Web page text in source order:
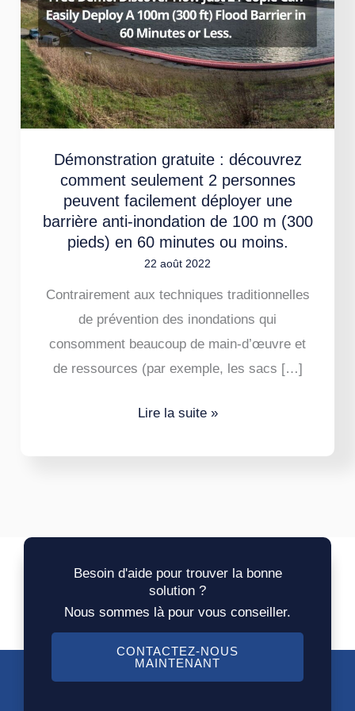
Démonstration gratuite : découvrez
comment seulement 2 personnes
peuvent facilement déployer une
barrière anti-inondation de 100 m (300
pieds) en 60 minutes ou moins.
22 août 2022
Contrairement aux techniques traditionnelles
de prévention des inondations qui
consomment beaucoup de main-d’œuvre et
de ressources (par exemple, les sacs […]
:
découvrez
comment
seulement
2
peuvent
facilement
déployer
une
barrière
(300
en
Lire la suite »
Besoin d'aide pour trouver la bonne
solution ?
Nous sommes là pour vous conseiller.
CONTACTEZ-NOUS
MAINTENANT